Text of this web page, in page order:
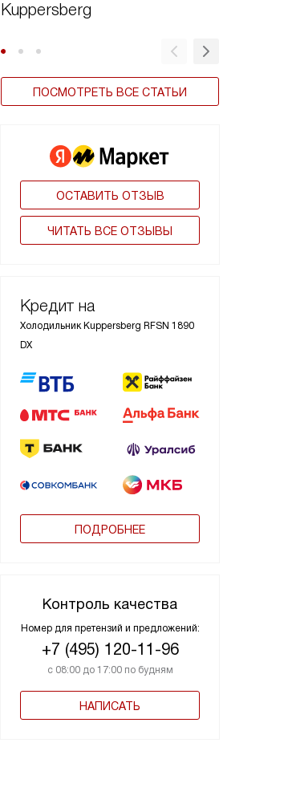
Kuppersberg
ПОСМОТРЕТЬ ВСЕ СТАТЬИ
ОСТАВИТЬ ОТЗЫВ
ЧИТАТЬ ВСЕ ОТЗЫВЫ
Кредит на
Холодильник Kuppersberg RFSN 1890
DX
ПОДРОБНЕЕ
Контроль качества
Номер для претензий и предложений:
+7 (495) 120-11-96
с 08:00 до 17:00 по будням
НАПИСАТЬ